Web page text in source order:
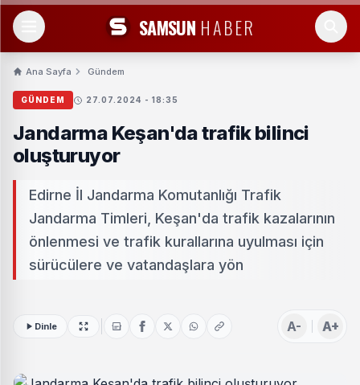
SAMSUN HABER
Ana Sayfa Gündem
GÜNDEM 27.07.2024 - 18:35
Jandarma Keşan'da trafik bilinci
oluşturuyor
Edirne İl Jandarma Komutanlığı Trafik
Jandarma Timleri, Keşan'da trafik kazalarının
önlenmesi ve trafik kurallarına uyulması için
sürücülere ve vatandaşlara yön
Dinle A- A+